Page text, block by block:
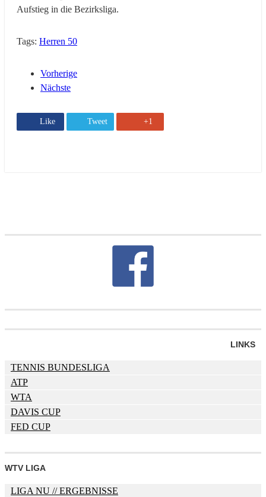
Aufstieg in die Bezirksliga.
Tags: Herren 50
Vorherige
Nächste
Like Tweet +1
LINKS
TENNIS BUNDESLIGA
ATP
WTA
DAVIS CUP
FED CUP
WTV LIGA
LIGA NU // ERGEBNISSE